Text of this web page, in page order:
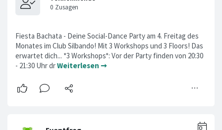
Fiesta Bachata - Deine Social-Dance Party am 4. Freitag des
Monates im Club Silbando! Mit 3 Workshops und 3 Floors! Das
erwartet dich... *3 Workshops*: Vor der Party finden von 20:30
- 21:30 Uhr drWeiterlesen ➞